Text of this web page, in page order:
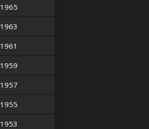
1965
1963
1961
1959
1957
1955
1953